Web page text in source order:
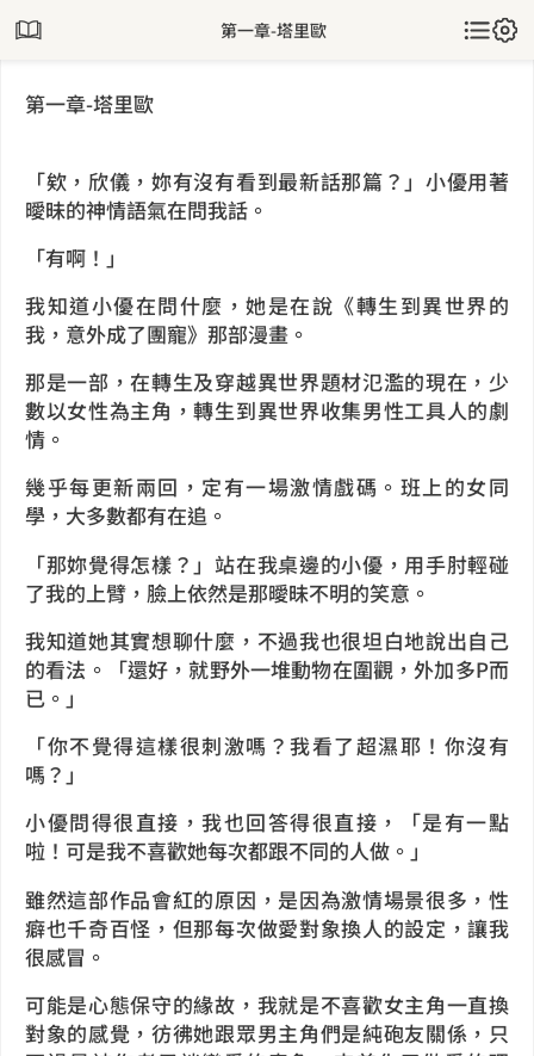
第一章-塔里歐
第一章-塔里歐
「欸，欣儀，妳有沒有看到最新話那篇？」小優用著
曖昧的神情語氣在問我話。
「有啊！」
我知道小優在問什麼，她是在說《轉生到異世界的
我，意外成了團寵》那部漫畫。
那是一部，在轉生及穿越異世界題材氾濫的現在，少
數以女性為主角，轉生到異世界收集男性工具人的劇
情。
幾乎每更新兩回，定有一場激情戲碼。班上的女同
學，大多數都有在追。
「那妳覺得怎樣？」站在我桌邊的小優，用手肘輕碰
了我的上臂，臉上依然是那曖昧不明的笑意。
我知道她其實想聊什麼，不過我也很坦白地說出自己
的看法。「還好，就野外一堆動物在圍觀，外加多P而
已。」
「你不覺得這樣很刺激嗎？我看了超濕耶！你沒有
嗎？」
小優問得很直接，我也回答得很直接，「是有一點
啦！可是我不喜歡她每次都跟不同的人做。」
雖然這部作品會紅的原因，是因為激情場景很多，性
癖也千奇百怪，但那每次做愛對象換人的設定，讓我
很感冒。
可能是心態保守的緣故，我就是不喜歡女主角一直換
對象的感覺，彷彿她跟眾男主角們是純砲友關係，只